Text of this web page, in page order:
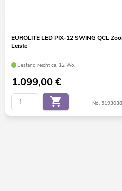
EUROLITE LED PIX-12 SWING QCL
Leiste
Bestand reicht ca. 12 Wo.
1.099,00€
No.